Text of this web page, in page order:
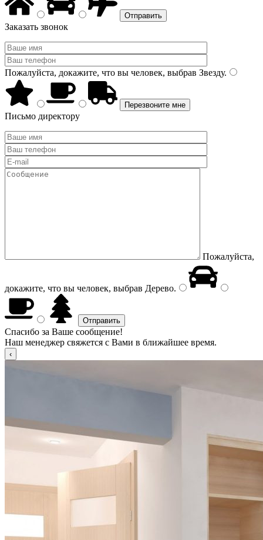
Заказать звонок
Пожалуйста, докажите, что вы человек, выбрав Звезду.
Письмо директору
Пожалуйста,
докажите, что вы человек, выбрав Дерево.
Спасибо за Ваше сообщение!
Наш менеджер свяжется с Вами в ближайшее время.